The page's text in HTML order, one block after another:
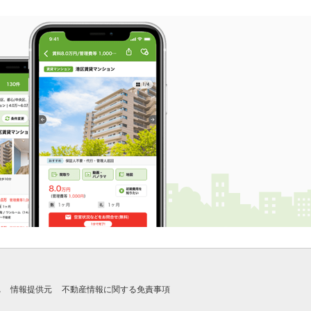
情報提供元 不動産情報に関する免責事項